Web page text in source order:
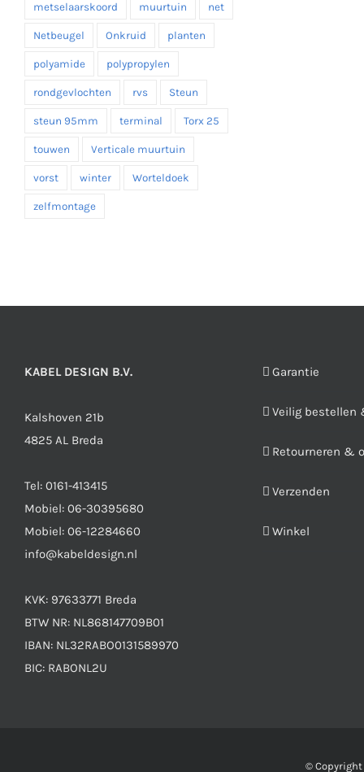
metselaarskoord muurtuin net
Netbeugel Onkruid planten
polyamide polypropylen
rondgevlochten rvs Steun
steun 95mm terminal Torx 25
touwen Verticale muurtuin
vorst winter Worteldoek
zelfmontage
KABEL DESIGN B.V.
Kalshoven 21b
4825 AL Breda
Tel: 0161-413415
Mobiel: 06-30395680
Mobiel: 06-12284660
info@kabeldesign.nl
KVK: 97633771 Breda
BTW NR: NL868147709B01
IBAN: NL32RABO0131589970
BIC: RABONL2U
Garantie
Veilig bestellen
Retourneren &
Verzenden
Winkel
© Copyright